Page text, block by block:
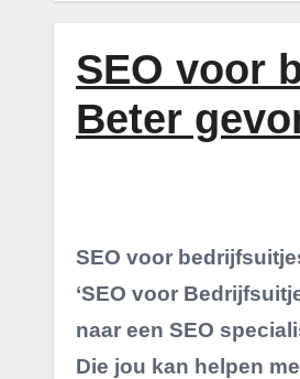
SEO voor
Beter
SEO voor
‘SEO voor
naar een SEO
Die jou kan helpen